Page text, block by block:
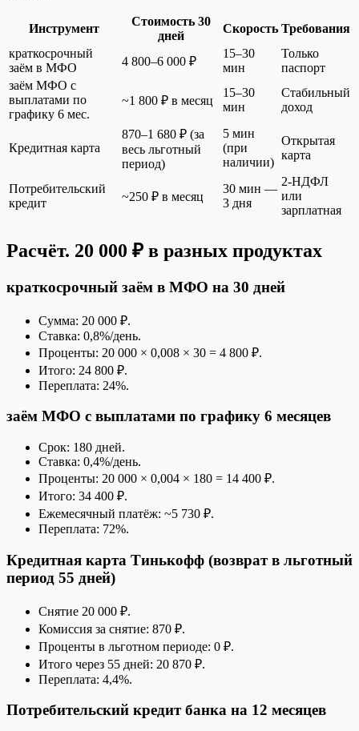
Инструмент
Стоимость 30
дней
Скорость Требования
краткосрочный
заём в МФО
4 800–6 000 ₽
15–30
мин
Только
паспорт
заём МФО с
выплатами по
графику 6 мес.
~1 800 ₽ в месяц
15–30
мин
Стабильный
доход
Кредитная карта
870–1 680 ₽ (за
весь льготный
период)
5 мин
(при
наличии)
Открытая
карта
Потребительский
кредит
~250 ₽ в месяц
30 мин —
3 дня
2-НДФЛ
или
зарплатная
Расчёт. 20 000 ₽ в разных продуктах
краткосрочный заём в МФО на 30 дней
Сумма: 20 000 ₽.
Ставка: 0,8%/день.
Проценты: 20 000 × 0,008 × 30 = 4 800 ₽.
Итого: 24 800 ₽.
Переплата: 24%.
заём МФО с выплатами по графику 6 месяцев
Срок: 180 дней.
Ставка: 0,4%/день.
Проценты: 20 000 × 0,004 × 180 = 14 400 ₽.
Итого: 34 400 ₽.
Ежемесячный платёж: ~5 730 ₽.
Переплата: 72%.
Кредитная карта Тинькофф (возврат в льготный
период 55 дней)
Снятие 20 000 ₽.
Комиссия за снятие: 870 ₽.
Проценты в льготном периоде: 0 ₽.
Итого через 55 дней: 20 870 ₽.
Переплата: 4,4%.
Потребительский кредит банка на 12 месяцев